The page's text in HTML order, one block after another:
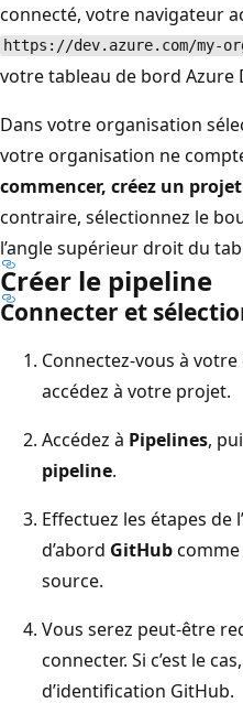
connecté, votre navigateur
https://dev.azure.com/my-
votre tableau de bord Azure
Dans votre organisation
votre organisation ne
commencer, créez un projet
contraire, sélectionnez le
l’angle supérieur droit du
Créer le pipeline
Connecter et
Connectez-vous à
accédez à votre projet.
Accédez à Pipelines,
pipeline.
Effectuez les étapes de
d’abord GitHub
source.
Vous serez peut-être
connecter. Si c’est le
d’identification GitHub.